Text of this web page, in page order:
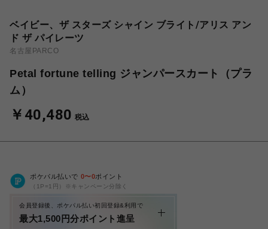
ベイビー、ザ スターズ シャイン ブライト/アリス アン
ド ザ パイレーツ
名古屋PARCO
Petal fortune telling ジャンパースカート（プラ
ム）
￥40,480 税込
ポケパル払いで 0〜0ポイント
（1P=1円）※キャンペーン分除く
会員登録後、ポケパル払い初回登録&利用で
最大1,500円分ポイント進呈